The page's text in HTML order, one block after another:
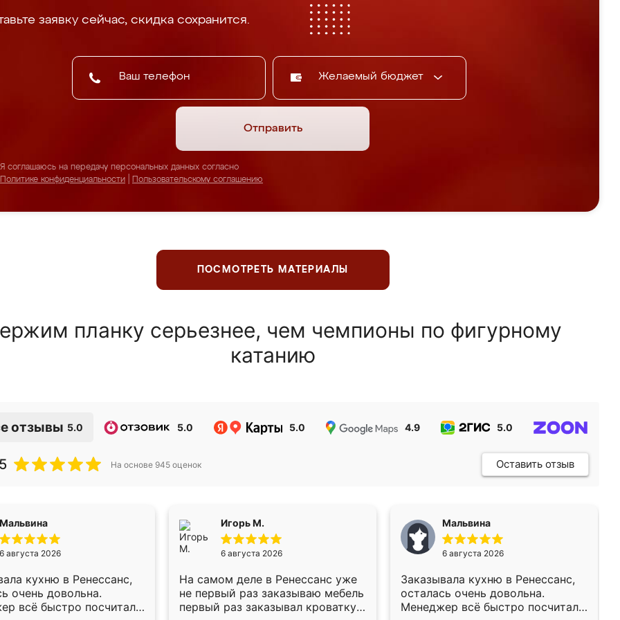
заявку сейчас, скидка сохранится.
Желаемый бюджет
Отправить
Я соглашаюсь на передачу персональных данных согласно
Политике конфиденциальности
Пользовательскому соглашению
ПОСМОТРЕТЬ МАТЕРИАЛЫ
планку серьезнее, чем чемпионы по фигурному
катанию
отзывы 5.0 5.0 5.0 4.9 5.0
На основе 945 оценок Оставить отзыв
Мальвина
6 августа 2026
кухню в Ренессанс,
очень довольна.
всё быстро посчитала,
Игорь М.
6 августа 2026
На самом деле в Ренессанс уже
не первый раз заказываю мебель
первый раз заказывал кроватку
Мальвина
6 августа 2026
Заказывала кухню в Ренессанс,
осталась очень довольна.
Менеджер всё быстро посчитала,